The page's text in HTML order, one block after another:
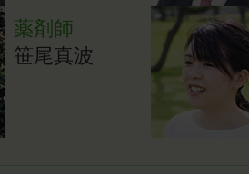
薬剤師
笹尾真波